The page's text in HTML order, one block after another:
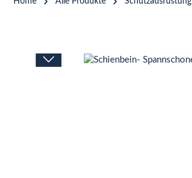
Bildergalerie überspringen